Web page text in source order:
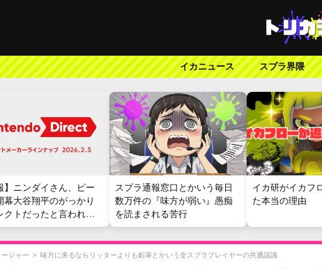
イカニュース スプラ界隈
】ニンダイさん、ピー
幕大谷翔平のがっかり
クトだったと言われて
スプラ通報窓口とかいう毎日
数万件の『味方が弱い』愚痴
を読まされる苦行
イカ研がイカフ
た本当の理由
ジャー > 味方に来るならリッターよりも鉛筆とかいう全スプラプレイヤーの共通認識